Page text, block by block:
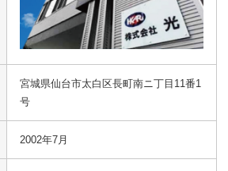
宮城県仙台市太白区長町南ニ丁目11番1
号
2002年7月